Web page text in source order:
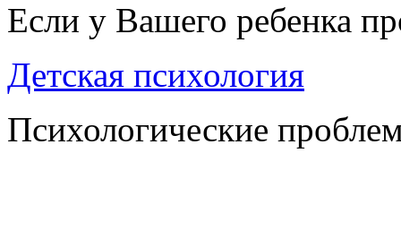
Если у Вашего ребенка
Детская психология
Психологические